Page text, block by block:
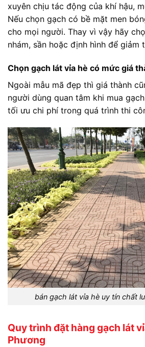
xuyên chịu tác động của khí hậu,
Nếu chọn gạch có bề mặt men
cho mọi người. Thay vì vậy hãy
nhám, sần hoặc định hình để giảm
Chọn gạch lát vỉa hè có mức giá
Ngoài mẫu mã đẹp thì giá thành
người dùng quan tâm khi mua
tối ưu chi phí trong quá trình thi
bán gạch lát vỉa hè uy tín chất
Quy trình đặt hàng gạch lát
Phương